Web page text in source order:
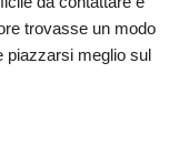
trovasse un modo
piazzarsi meglio sul